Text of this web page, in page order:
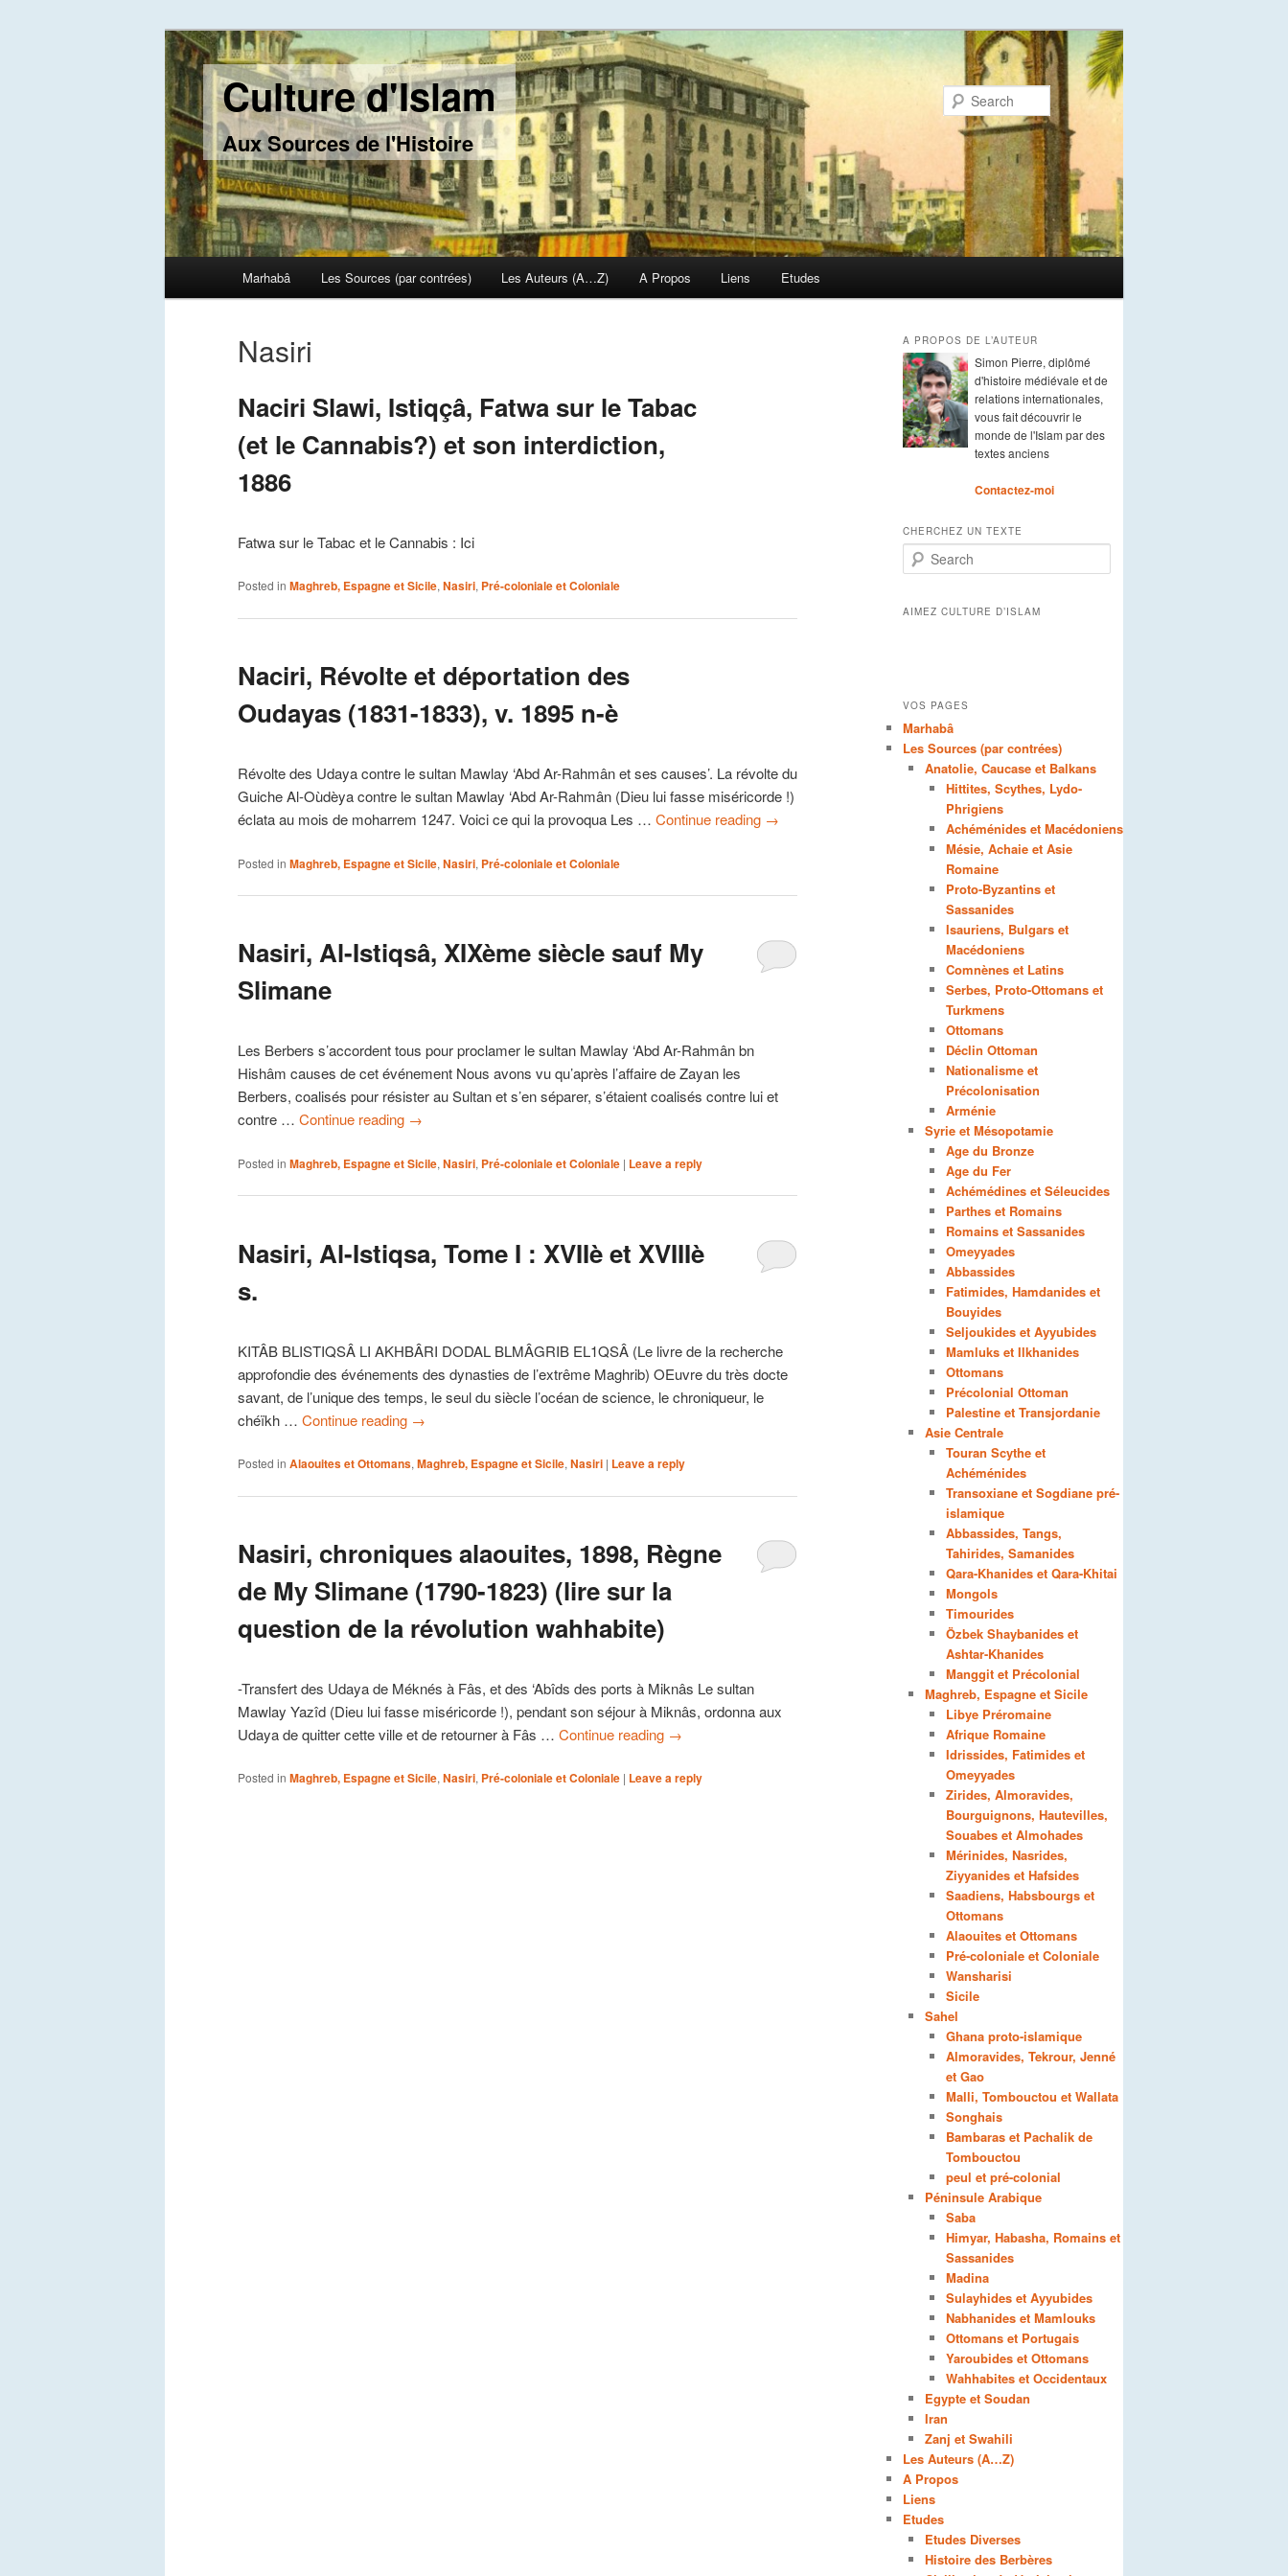
Culture d'Islam
Aux Sources de l'Histoire
Search
Skip to primary content
Skip to secondary content
Marhabâ Les Sources (par contrées) Les Auteurs (A…Z) A Propos Liens Etudes
Nasiri
Naciri Slawi, Istiqçâ, Fatwa sur le Tabac
(et le Cannabis?) et son interdiction,
1886
Fatwa sur le Tabac et le Cannabis : Ici
Posted in Maghreb, Espagne et Sicile, Nasiri, Pré-coloniale et Coloniale
Naciri, Révolte et déportation des
Oudayas (1831-1833), v. 1895 n-è
Révolte des Udaya contre le sultan Mawlay ‘Abd Ar-Rahmân et ses causes’. La révolte du
Guiche Al-Oùdèya contre le sultan Mawlay ‘Abd Ar-Rahmân (Dieu lui fasse miséricorde !)
éclata au mois de moharrem 1247. Voici ce qui la provoqua Les … Continue reading →
Posted in Maghreb, Espagne et Sicile, Nasiri, Pré-coloniale et Coloniale
Nasiri, Al-Istiqsâ, XIXème siècle sauf My
Slimane
Les Berbers s’accordent tous pour proclamer le sultan Mawlay ‘Abd Ar-Rahmân bn
Hishâm causes de cet événement Nous avons vu qu’après l’affaire de Zayan les
Berbers, coalisés pour résister au Sultan et s’en séparer, s’étaient coalisés contre lui et
contre … Continue reading →
Posted in Maghreb, Espagne et Sicile, Nasiri, Pré-coloniale et Coloniale | Leave a reply
Nasiri, Al-Istiqsa, Tome I : XVIIè et XVIIIè
s.
KITÂB BLISTIQSÂ LI AKHBÂRI DODAL BLMÂGRIB EL1QSÂ (Le livre de la recherche
approfondie des événements des dynasties de l’extrême Maghrib) OEuvre du très docte
savant, de l’unique des temps, le seul du siècle l’océan de science, le chroniqueur, le
chéïkh … Continue reading →
Posted in Alaouites et Ottomans, Maghreb, Espagne et Sicile, Nasiri | Leave a reply
Nasiri, chroniques alaouites, 1898, Règne
de My Slimane (1790-1823) (lire sur la
question de la révolution wahhabite)
-Transfert des Udaya de Méknés à Fâs, et des ‘Abîds des ports à Miknâs Le sultan
Mawlay Yazîd (Dieu lui fasse miséricorde !), pendant son séjour à Miknâs, ordonna aux
Udaya de quitter cette ville et de retourner à Fâs … Continue reading →
Posted in Maghreb, Espagne et Sicile,Nasiri, Pré-coloniale et Coloniale | Leave a reply
A PROPOS DE L’AUTEUR
Simon Pierre, diplômé
d'histoire médiévale et de
relations internationales,
vous fait découvrir le
monde de l'Islam par des
textes anciens
Contactez-moi
CHERCHEZ UN TEXTE
Search
AIMEZ CULTURE D’ISLAM
VOS PAGES
Marhabâ
Les Sources (par contrées)
Anatolie, Caucase et Balkans
Hittites, Scythes, Lydo-
Phrigiens
Achéménides et Macédoniens
Mésie, Achaie et Asie
Romaine
Proto-Byzantins et
Sassanides
Isauriens, Bulgars et
Macédoniens
Comnènes et Latins
Serbes, Proto-Ottomans et
Turkmens
Ottomans
Déclin Ottoman
Nationalisme et
Précolonisation
Arménie
Syrie et Mésopotamie
Age du Bronze
Age du Fer
Achémédines et Séleucides
Parthes et Romains
Romains et Sassanides
Omeyyades
Abbassides
Fatimides, Hamdanides et
Bouyides
Seljoukides et Ayyubides
Mamluks et Ilkhanides
Ottomans
Précolonial Ottoman
Palestine et Transjordanie
Asie Centrale
Touran Scythe et
Achéménides
Transoxiane et Sogdiane pré-
islamique
Abbassides, Tangs,
Tahirides, Samanides
Qara-Khanides et Qara-Khitai
Mongols
Timourides
Özbek Shaybanides et
Ashtar-Khanides
Manggit et Précolonial
Maghreb, Espagne et Sicile
Libye Préromaine
Afrique Romaine
Idrissides, Fatimides et
Omeyyades
Zirides, Almoravides,
Bourguignons, Hautevilles,
Souabes et Almohades
Mérinides, Nasrides,
Ziyyanides et Hafsides
Saadiens, Habsbourgs et
Ottomans
Alaouites et Ottomans
Pré-coloniale et Coloniale
Wansharisi
Sicile
Sahel
Ghana proto-islamique
Almoravides, Tekrour, Jenné
et Gao
Malli, Tombouctou et Wallata
Songhais
Bambaras et Pachalik de
Tombouctou
peul et pré-colonial
Péninsule Arabique
Saba
Himyar, Habasha, Romains et
Sassanides
Madina
Sulayhides et Ayyubides
Nabhanides et Mamlouks
Ottomans et Portugais
Yaroubides et Ottomans
Wahhabites et Occidentaux
Egypte et Soudan
Iran
Zanj et Swahili
Les Auteurs (A…Z)
A Propos
Liens
Etudes
Etudes Diverses
Histoire des Berbères